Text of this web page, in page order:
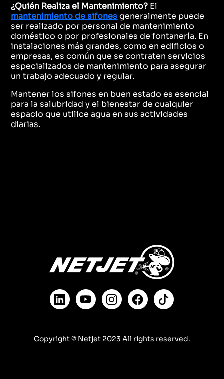
¿Quién Realiza el Mantenimiento? El
mantenimiento de sifonesgeneralmente puede
ser realizado por personal de mantenimiento
doméstico o por profesionales de fontanería. En
instalaciones más grandes, como en edificios o
empresas, es común que se contraten servicios
especializados de mantenimiento para asegurar
un trabajo adecuado y regular.
Mantener los sifones en buen estado es esencial
para la salubridad y el bienestar de cualquier
espacio que utilice agua en sus actividades
diarias.
Copyright © Netjet 2023 All rights reserved.